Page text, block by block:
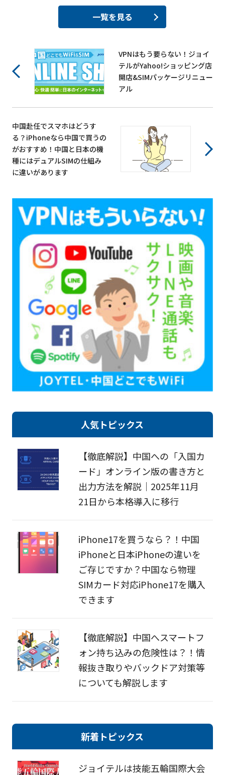
一覧を見る
VPNはもう要らない！ジョイ
テルがYahoo!ショッピング店
開店&SIMパッケージリニュー
アル
中国赴任でスマホはどうす
る？iPhoneなら中国で買うの
がおすすめ！中国と日本の機
種にはデュアルSIMの仕組み
に違いがあります
人気トピックス
【徹底解説】中国への「入国カ
ード」オンライン版の書き方と
出力方法を解説｜2025年11月
21日から本格導入に移行
iPhone17を買うなら？！中国
iPhoneと日本iPhoneの違いを
ご存じですか？中国なら物理
SIMカード対応iPhone17を購入
できます
【徹底解説】中国へスマートフ
ォン持ち込みの危険性は？！情
報抜き取りやバックドア対策等
についても解説します
新着トピックス
ジョイテルは技能五輪国際大会